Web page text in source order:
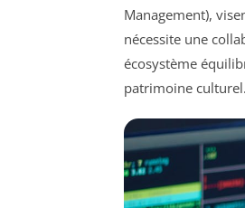
Management),
nécessite une
écosystème
patrimoine culturel.